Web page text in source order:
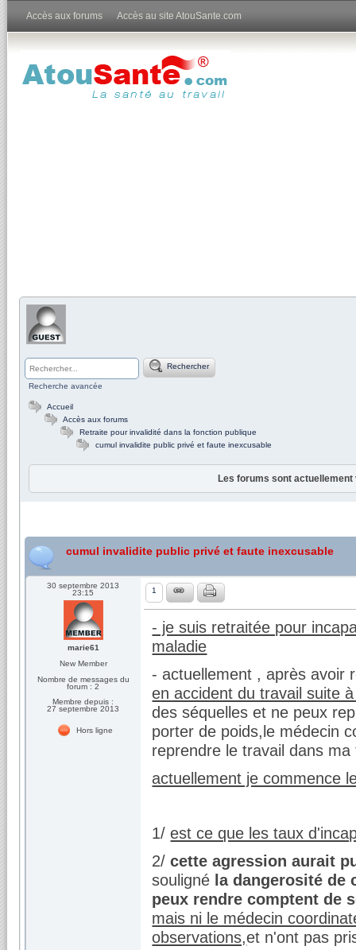
Accès aux forums Accès au site AtouSante.com
Rechercher
Recherche avancée
Accueil
Accès aux forums
Retraite pour invalidité dans la fonction publique
cumul invalidite public privé et faute inexcusable
Les forums sont
cumul invalidite public privé et faute inexcusable
30 septembre 2013
23:15
marie61
New Member
Nombre de messages du
forum : 2
Membre depuis :
27 septembre 2013
Hors ligne
1
- je suis retraitée pour
maladie
- actuellement , après avoir
en accident du travail suite
des séquelles et ne peux
porter de poids,le médecin
reprendre le travail dans ma
actuellement je commence
1/est ce que les taux
2/cette agression aurait
souligné la dangerosité de
peux rendre comptent de
mais ni le médecin
observations,et n'ont pas